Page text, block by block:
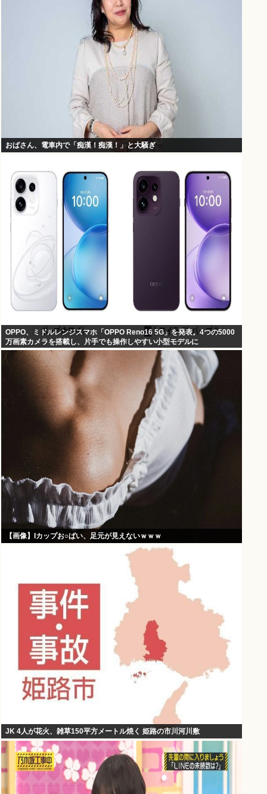
おばさん、電車内で「痴漢！痴漢！」と大騒ぎ
OPPO、ミドルレンジスマホ「OPPO Reno16 5G」を発表。4つの5000
万画素カメラを搭載し、片手でも操作しやすい小型モデルに
【画像】Iカップお○ぱい、足元が見えないｗｗｗ
JK 4人が花火、雑草150平方メートル焼く 姫路の市川河川敷